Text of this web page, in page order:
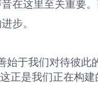
在这里至关重要
步。
于我们对待彼
正是我们正在构